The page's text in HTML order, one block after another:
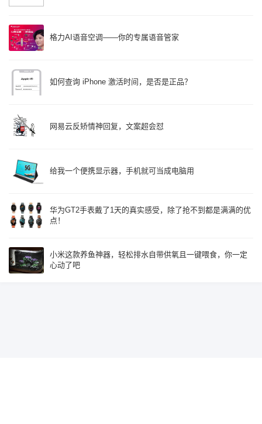
格力AI语音空调——你的专属语音管家
如何查询 iPhone 激活时间，是否是正品？
网易云反矫情神回复，文案超会怼
给我一个便携显示器，手机就可当成电脑用
华为GT2手表戴了1天的真实感受，除了抢不到都是满满的优
点！
小米这款养鱼神器，轻松排水自带供氧且一键喂食，你一定
心动了吧